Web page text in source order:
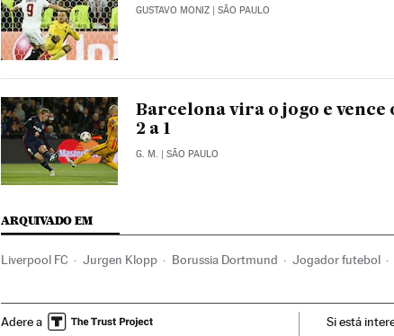
GUSTAVO MONIZ | SÃO PAULO
Barcelona vira o jogo e
2 a 1
G. M. | SÃO PAULO
ARQUIVADO EM
Liverpool FC Jurgen Klopp Borussia Dortmund Jogador futebol
Europa League 2015/2016 Competições
Adere a
Si está